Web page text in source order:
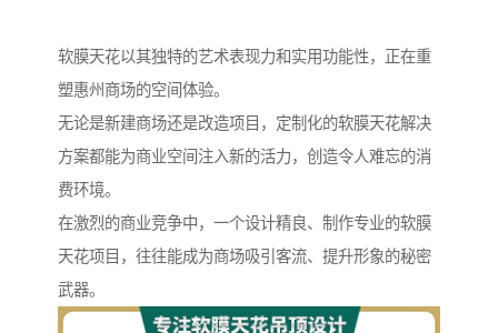
软膜天花以其独特的艺术表现力和实用功能性，正在重
塑惠州商场的空间体验。
无论是新建商场还是改造项目，定制化的软膜天花解决
方案都能为商业空间注入新的活力，创造令人难忘的消
费环境。
在激烈的商业竞争中，一个设计精良、制作专业的软膜
天花项目，往往能成为商场吸引客流、提升形象的秘密
武器。